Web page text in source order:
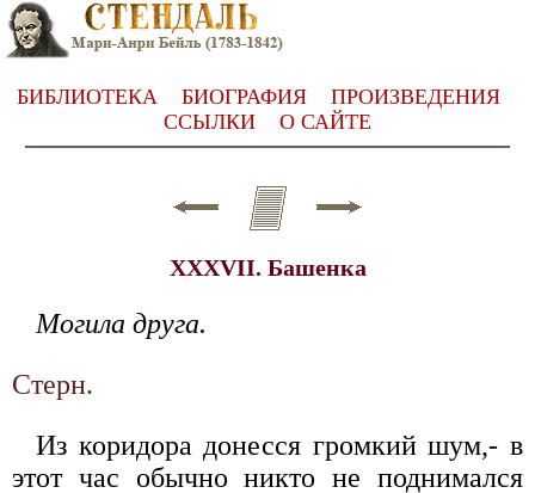
БИБЛИОТЕКА БИОГРАФИЯ
ПРОИЗВЕДЕНИЯ
ССЫЛКИ
О САЙТЕ
XXXVII. Башенка
Могила друга.
Стерн.
Из коридора донесся громкий шум,- в
этот час обычно никто не поднимался